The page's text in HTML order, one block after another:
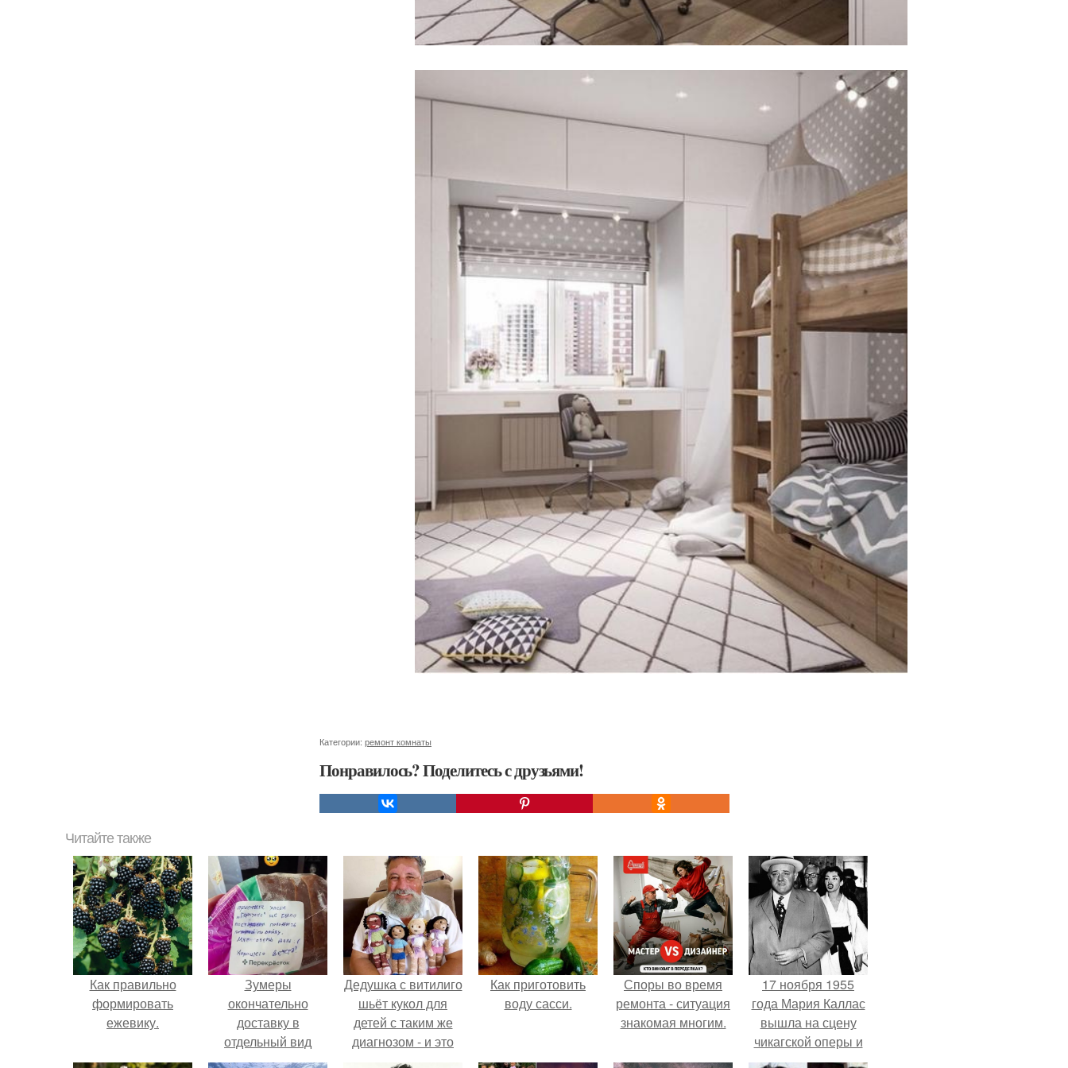
Категории: ремонт комнаты
Понравилось? Поделитесь с друзьями!
Читайте также
Как правильно
формировать
ежевику.
Зумеры
окончательно
доставку в
отдельный вид
искусства
Дедушка с витилиго
шьёт кукол для
детей с таким же
диагнозом - и это
трогает до слёз.
Как приготовить
воду сасси.
Споры во время
ремонта - ситуация
знакомая многим.
17 ноября 1955
года Мария Каллас
вышла на сцену
чикагской оперы и
сорвала овации.